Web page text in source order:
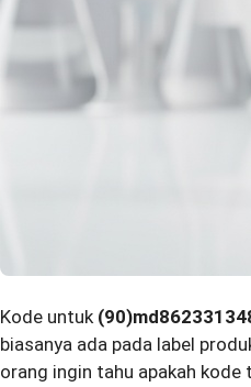
Kode untuk
biasanya ada pada label
orang ingin tahu apakah kode